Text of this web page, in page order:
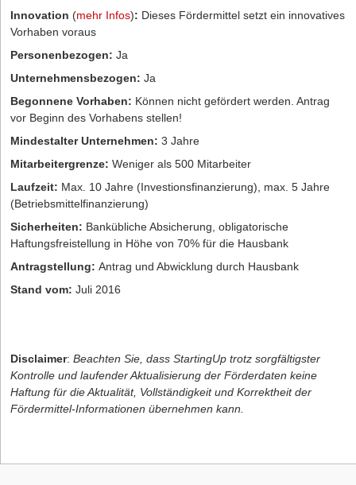
Innovation (mehr Infos): Dieses Fördermittel setzt ein innovatives
Vorhaben voraus
Personenbezogen: Ja
Unternehmensbezogen: Ja
Begonnene Vorhaben: Können nicht gefördert werden. Antrag
vor Beginn des Vorhabens stellen!
Mindestalter Unternehmen: 3 Jahre
Mitarbeitergrenze: Weniger als 500 Mitarbeiter
Laufzeit: Max. 10 Jahre (Investionsfinanzierung), max. 5 Jahre
(Betriebsmittelfinanzierung)
Sicherheiten: Bankübliche Absicherung, obligatorische
Haftungsfreistellung in Höhe von 70% für die Hausbank
Antragstellung: Antrag und Abwicklung durch Hausbank
Stand vom: Juli 2016
Disclaimer: Beachten Sie, dass StartingUp trotz sorgfältigster
Kontrolle und laufender Aktualisierung der Förderdaten keine
Haftung für die Aktualität, Vollständigkeit und Korrektheit der
Fördermittel-Informationen übernehmen kann.